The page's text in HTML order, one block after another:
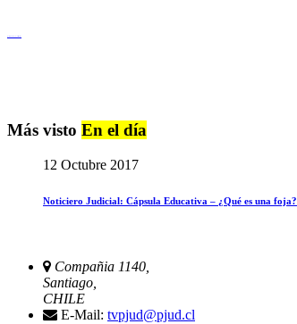
Más visto En el día
12 Octubre 2017
Noticiero Judicial: Cápsula Educativa – ¿Qué es una foja?
Compañia 1140,
Santiago,
CHILE
E-Mail: tvpjud@pjud.cl